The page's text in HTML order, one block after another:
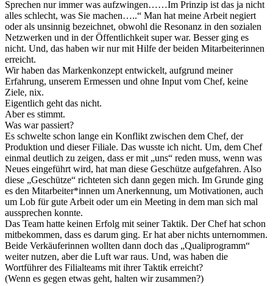
Sprechen nur immer was aufzwingen……Im Prinzip ist das ja nicht
alles schlecht, was Sie machen…..“ Man hat meine Arbeit negiert
oder als unsinnig bezeichnet, obwohl die Resonanz in den sozialen
Netzwerken und in der Öffentlichkeit super war. Besser ging es
nicht. Und, das haben wir nur mit Hilfe der beiden Mitarbeiterinnen
erreicht.
Wir haben das Markenkonzept entwickelt, aufgrund meiner
Erfahrung, unserem Ermessen und ohne Input vom Chef, keine
Ziele, nix.
Eigentlich geht das nicht.
Aber es stimmt.
Was war passiert?
Es schwelte schon lange ein Konflikt zwischen dem Chef, der
Produktion und dieser Filiale. Das wusste ich nicht. Um, dem Chef
einmal deutlich zu zeigen, dass er mit „uns“ reden muss, wenn was
Neues eingeführt wird, hat man diese Geschütze aufgefahren. Also
diese „Geschütze“ richteten sich dann gegen mich. Im Grunde ging
es den Mitarbeiter*innen um Anerkennung, um Motivationen, auch
um Lob für gute Arbeit oder um ein Meeting in dem man sich mal
aussprechen konnte.
Das Team hatte keinen Erfolg mit seiner Taktik. Der Chef hat schon
mitbekommen, dass es darum ging. Er hat aber nichts unternommen.
Beide Verkäuferinnen wollten dann doch das „Qualiprogramm“
weiter nutzen, aber die Luft war raus. Und, was haben die
Wortführer des Filialteams mit ihrer Taktik erreicht?
(Wenn es gegen etwas geht, halten wir zusammen?)